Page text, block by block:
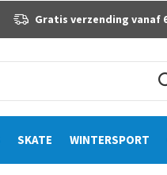
SKATE WINTERSPORT
Gratis verzending vanaf 60